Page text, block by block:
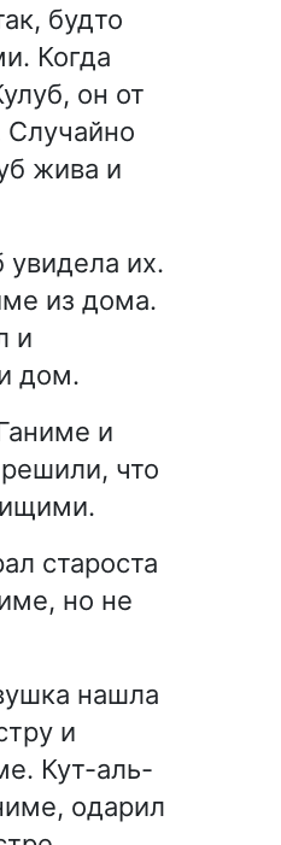
будто
Когда
он от
Случайно
жива и
их.
из дома.
и
дом.
и
что
староста
но не
нашла
и
Кут-аль-
одарил